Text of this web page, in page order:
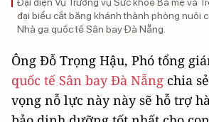
Đại diện Vụ Trưởng vụ Sức khoẻ Bà mẹ và
đại biểu cắt băng khánh thành phòng nuôi
Nhà ga quốc tế Sân bay Đà Nẵng.
Ông Đỗ Trọng Hậu, Phó tổng
quốc tế Sân bay Đà Nẵng chia
vọng nỗ lực này này sẽ hỗ trợ